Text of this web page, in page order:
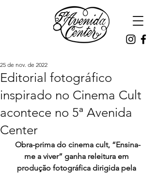
Editorial fotográfico
inspirado no Cinema Cult
acontece no 5ª Avenida
Center
25 de nov. de 2022
Obra-prima do cinema cult, “Ensina-
me a viver” ganha releitura em
produção fotográfica dirigida pela